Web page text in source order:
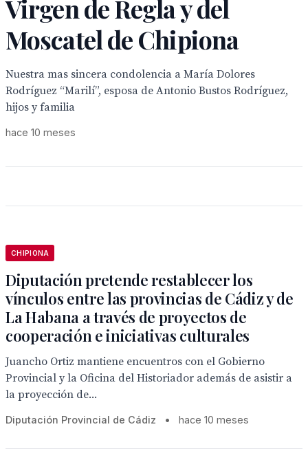
Virgen de Regla y del
Moscatel de Chipiona
Nuestra mas sincera condolencia a María Dolores
Rodríguez “Marilí”, esposa de Antonio Bustos Rodríguez,
hijos y familia
hace 10 meses
CHIPIONA
Diputación pretende restablecer los
vínculos entre las provincias de Cádiz y de
La Habana a través de proyectos de
cooperación e iniciativas culturales
Juancho Ortiz mantiene encuentros con el Gobierno
Provincial y la Oficina del Historiador además de asistir a
la proyección de...
Diputación Provincial de Cádiz • hace 10 meses